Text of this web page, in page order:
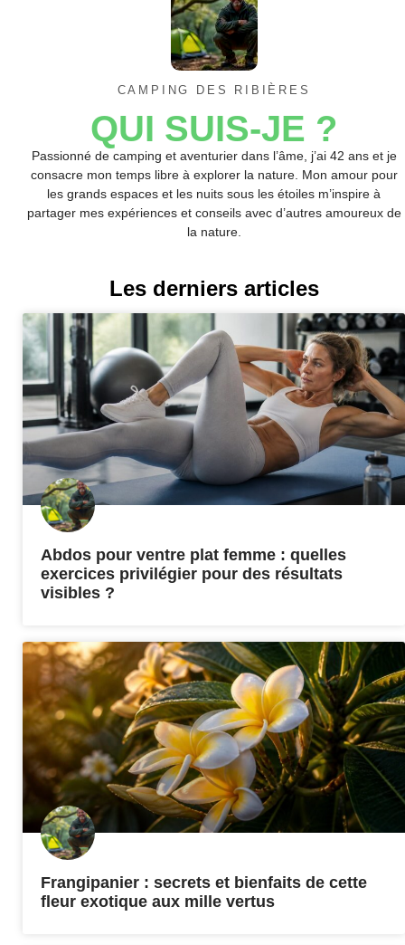
CAMPING DES RIBIÈRES
QUI SUIS-JE ?
Passionné de camping et aventurier dans l’âme, j’ai 42 ans et je
consacre mon temps libre à explorer la nature. Mon amour pour
les grands espaces et les nuits sous les étoiles m’inspire à
partager mes expériences et conseils avec d’autres amoureux de
la nature.
Les derniers articles
Abdos pour ventre plat femme : quelles
exercices privilégier pour des résultats
visibles ?
Frangipanier : secrets et bienfaits de cette
fleur exotique aux mille vertus